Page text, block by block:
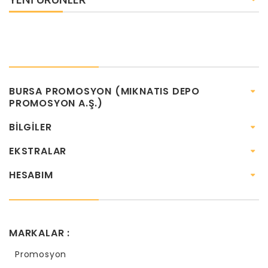
BURSA PROMOSYON (MIKNATIS DEPO
PROMOSYON A.Ş.)
BILGILER
EKSTRALAR
HESABIM
MARKALAR :
Promosyon